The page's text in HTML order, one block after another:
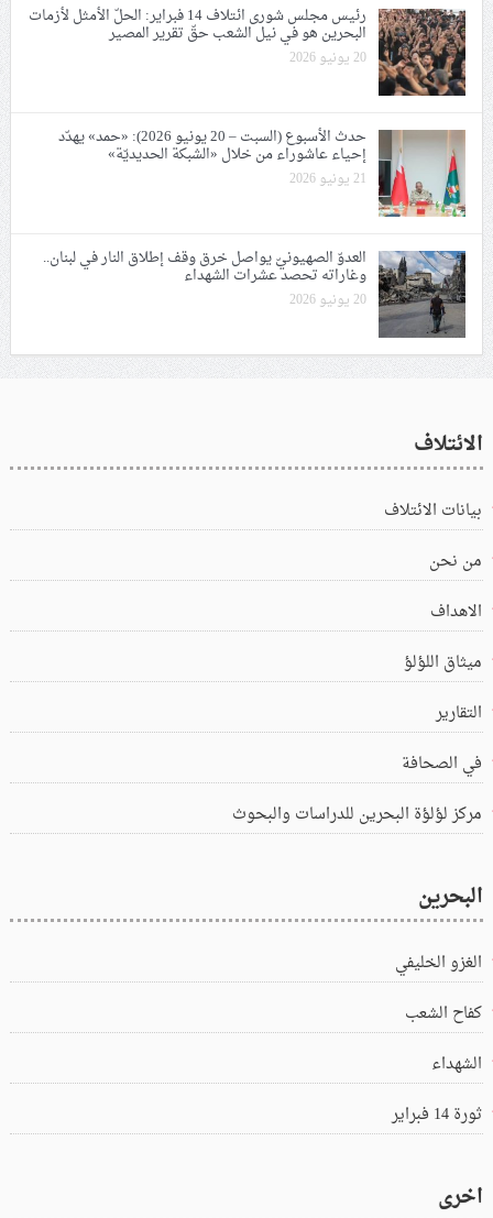
رئيس مجلس شورى ائتلاف 14 فبراير: الحلّ الأمثل لأزمات
البحرين هو في نيل الشعب حقّ تقرير المصير
20 يونيو 2026
حدث الأسبوع (السبت – 20 يونيو 2026): «حمد» يهدّد
إحياء عاشوراء من خلال «الشبكة الحديديّة»
21 يونيو 2026
العدوّ الصهيونيّ يواصل خرق وقف إطلاق النار في لبنان..
وغاراته تحصد عشرات الشهداء
20 يونيو 2026
الائتلاف
بيانات الائتلاف
من نحن
الاهداف
ميثاق اللؤلؤ
التقارير
في الصحافة
مركز لؤلؤة البحرين للدراسات والبحوث
البحرين
الغزو الخليفي
كفاح الشعب
الشهداء
ثورة 14 فبراير
اخرى